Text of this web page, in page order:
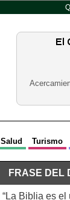
Salud Turismo
FRASE DEL
“La Biblia es el